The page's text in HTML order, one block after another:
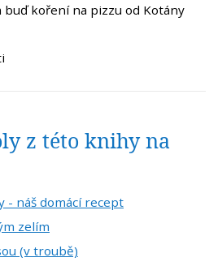
buď koření na pizzu od Kotány
z této knihy na
- náš domácí recept
zelím
(v troubě)